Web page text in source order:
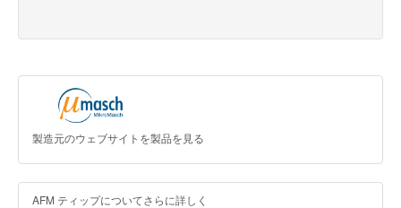
製造元のウェブサイトを製品を見る
AFM ティップについてさらに詳しく